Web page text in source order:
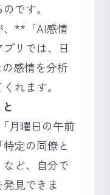
です。
、**「AI感情
リでは、日
感情を分析
れます。
月曜日の午前
定の同僚と
ど、自分で
見できま